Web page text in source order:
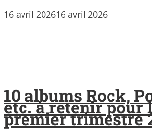
16 avril 202616 avril 2026
10 albums Rock,
etc. à retenir pour
premier trimestre